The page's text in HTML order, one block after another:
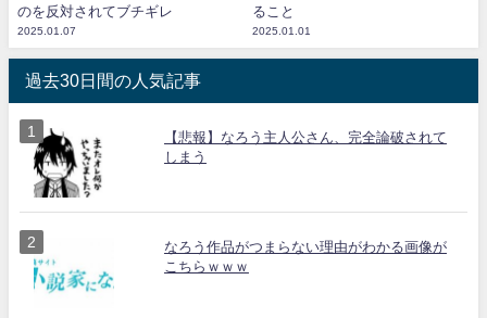
のを反対されてブチギレ
2025.01.07
ること
2025.01.01
過去30日間の人気記事
【悲報】なろう主人公さん、完全論破されて
しまう
なろう作品がつまらない理由がわかる画像が
こちらｗｗｗ